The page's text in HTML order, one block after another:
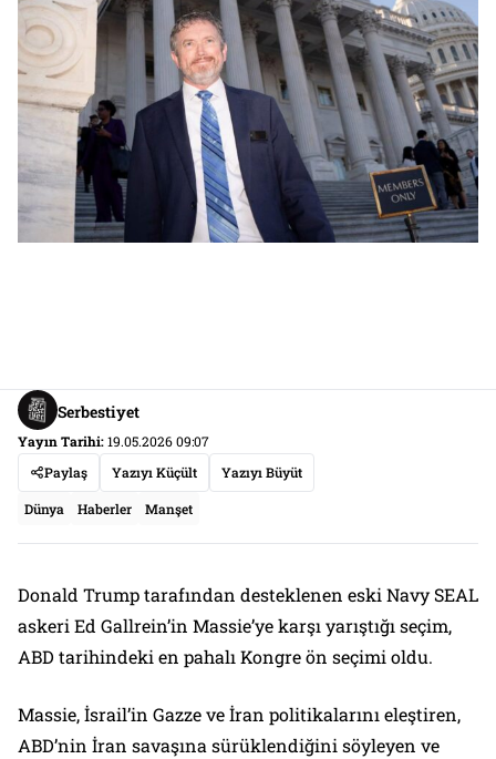
Serbestiyet
Yayın Tarihi:19.05.2026 09:07
Paylaş
Yazıyı Küçült Yazıyı Büyüt
Dünya Haberler Manşet
Donald Trump tarafından desteklenen eski Navy SEAL
askeri Ed Gallrein’in Massie’ye karşı yarıştığı seçim,
ABD tarihindeki en pahalı Kongre ön seçimi oldu.
Massie, İsrail’in Gazze ve İran politikalarını eleştiren,
ABD’nin İran savaşına sürüklendiğini söyleyen ve